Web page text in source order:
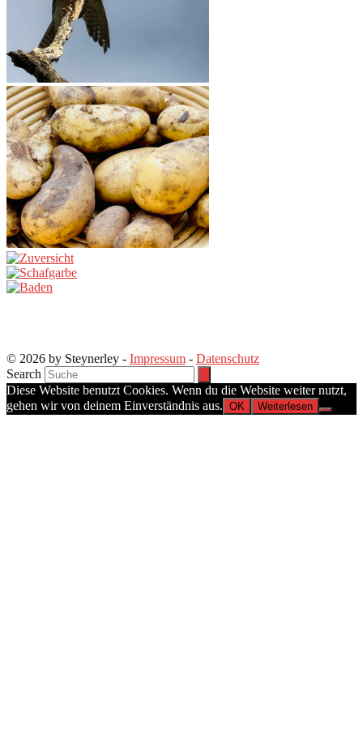
© 2026 by Steynerley - Impressum - Datenschutz
Search
Diese Website benutzt Cookies. Wenn du die Website weiter nutzt,
gehen wir von deinem Einverständnis aus. OK Weiterlesen